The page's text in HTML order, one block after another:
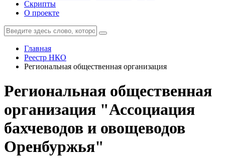
Скрипты
О проекте
Главная
Реестр НКО
Региональная общественная организация
Региональная общественная
организация "Ассоциация
бахчеводов и овощеводов
Оренбуржья"